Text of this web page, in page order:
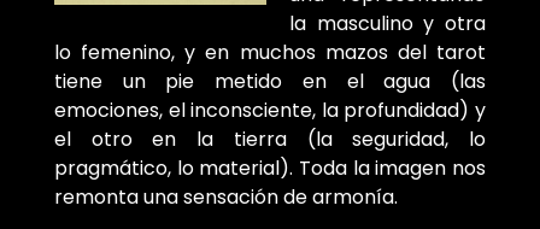
la masculino y otra
lo femenino, y en muchos mazos del tarot
tiene un pie metido en el agua (las
emociones, el inconsciente, la profundidad) y
el otro en la tierra (la seguridad, lo
pragmático, lo material). Toda la imagen nos
remonta una sensación de armonía.